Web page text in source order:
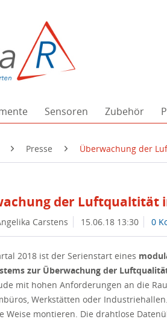
Sensoren Zubehör
Presse Überwachung der
der Luftqualtität
Carstens 15.06.18 13:30 0
2018 ist der Serienstart eines
zur Überwachung der
mit hohen Anforderungen an die
Werkstätten oder
Weise montieren. Die drahtlose